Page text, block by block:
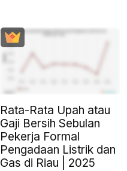
Rata-Rata Upah atau
Gaji Bersih Sebulan
Pekerja Formal
Pengadaan Listrik dan
Gas di Riau | 2025